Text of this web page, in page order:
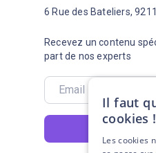
Recevez un contenu
part de nos experts
6 Rue des Bateliers,
Il faut
cookies !
Les cookies